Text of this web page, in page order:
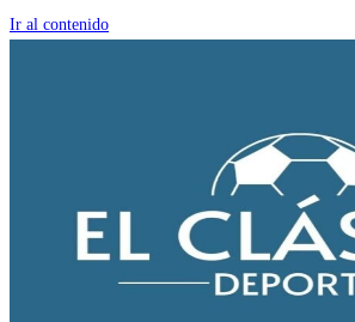
Ir al contenido